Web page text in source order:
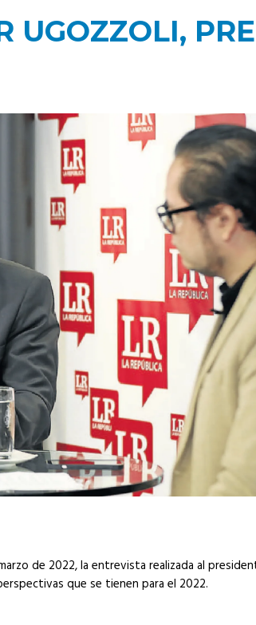
UGOZZOLI,
de 2022, la entrevista realizada al
que se tienen para el 2022.